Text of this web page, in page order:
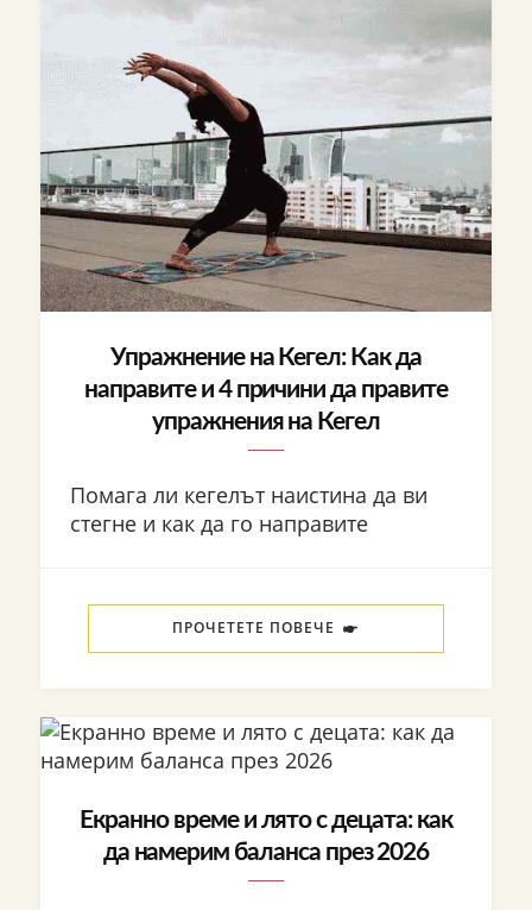
Упражнение на Кегел: Как да
направите и 4 причини да правите
упражнения на Кегел
Помага ли кегелът наистина да ви
стегне и как да го направите
ПРОЧЕТЕТЕ ПОВЕЧЕ
Екранно време и лято с децата: как
да намерим баланса през 2026